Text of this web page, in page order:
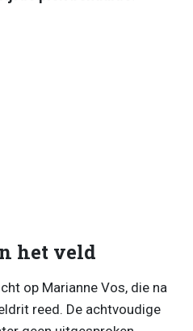
het veld
op Marianne Vos, die na
reed. De achtvoudige